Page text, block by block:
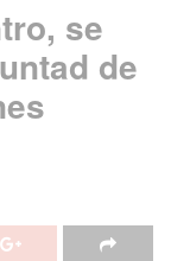
se
de